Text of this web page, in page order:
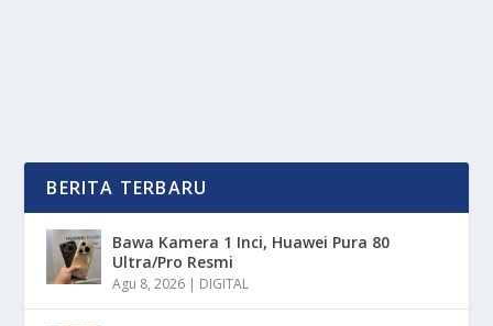
BERITA TERBARU
Bawa Kamera 1 Inci, Huawei Pura 80
Ultra/Pro Resmi
Agu 8, 2026 | DIGITAL